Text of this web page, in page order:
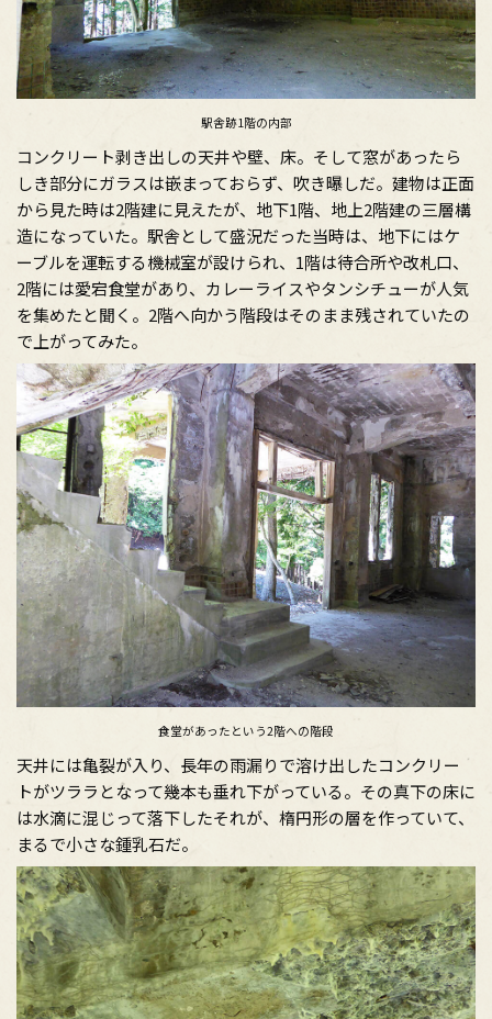
駅舎跡1階の内部
コンクリート剥き出しの天井や壁、床。そして窓があったら
しき部分にガラスは嵌まっておらず、吹き曝しだ。建物は正面
から見た時は2階建に見えたが、地下1階、地上2階建の三層構
造になっていた。駅舎として盛況だった当時は、地下にはケ
ーブルを運転する機械室が設けられ、1階は待合所や改札口、
2階には愛宕食堂があり、カレーライスやタンシチューが人気
を集めたと聞く。2階へ向かう階段はそのまま残されていたの
で上がってみた。
食堂があったという2階への階段
天井には亀裂が入り、長年の雨漏りで溶け出したコンクリー
トがツララとなって幾本も垂れ下がっている。その真下の床に
は水滴に混じって落下したそれが、楕円形の層を作っていて、
まるで小さな鍾乳石だ。